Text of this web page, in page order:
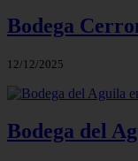
Bodega
12/12/2025
Bodega del